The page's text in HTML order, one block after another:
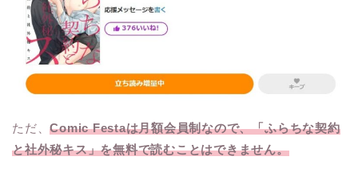
ただ、Comic Festaは月額会員制なので、「ふらちな契約
と社外秘キス」を無料で読むことはできません。